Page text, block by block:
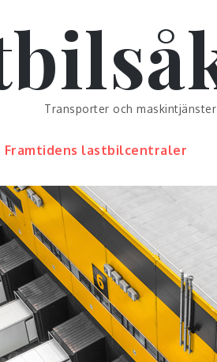
Transporter och maskintjänster
Framtidens lastbilcentraler